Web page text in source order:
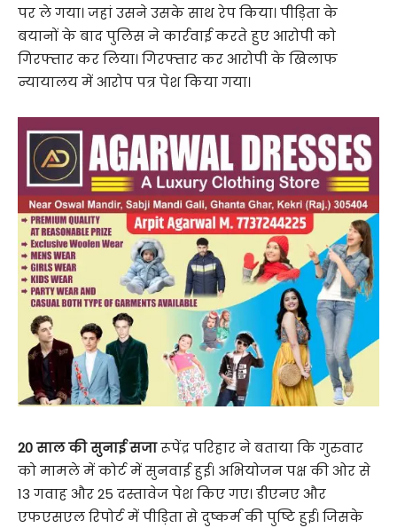
पर ले गया। जहां उसने उसके साथ रेप किया। पीड़िता के
बयानों के बाद पुलिस ने कार्रवाई करते हुए आरोपी को
गिरफ्तार कर लिया। गिरफ्तार कर आरोपी के खिलाफ
न्यायालय में आरोप पत्र पेश किया गया।
20 साल की सुनाई सजारूपेंद्र परिहार ने बताया कि गुरुवार
को मामले में कोर्ट में सुनवाई हुई। अभियोजन पक्ष की ओर से
13 गवाह और 25 दस्तावेज पेश किए गए। डीएनए और
एफएसएल रिपोर्ट में पीड़िता से दुष्कर्म की पुष्टि हुई। जिसके